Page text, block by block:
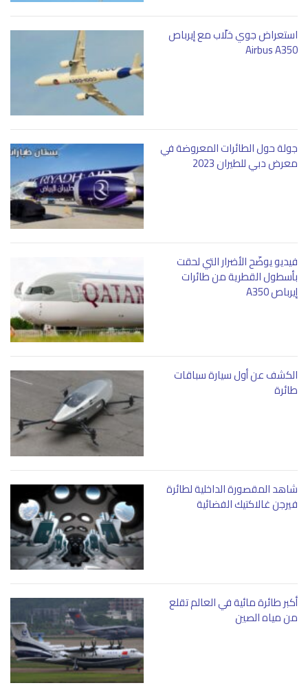
استعراض جوي خلّاب مع إيرباص
Airbus A350
جولة حول الطائرات المعروضة في
معرض دبي للطيران 2023
فيديو يوضّح الأضرار التي لحقت
بأسطول القطرية من طائرات
إيرباص A350
الكشف عن أول سيارة سباقات
طائرة
شاهد المقصورة الداخلية لطائرة
فيرجن غالاكتيك الفضائية
أكبر طائرة مائية في العالم تقلع
من مياه الصين